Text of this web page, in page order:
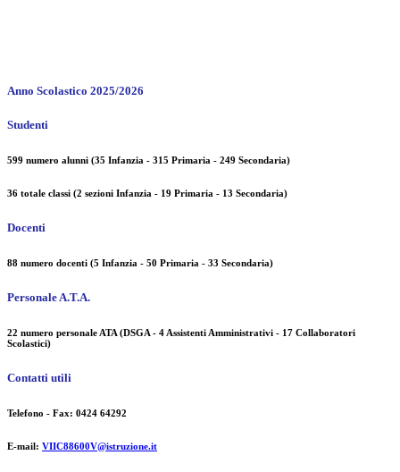
Anno Scolastico 2025/2026
Studenti
599 numero alunni (35 Infanzia - 315 Primaria - 249 Secondaria)
36 totale classi (2 sezioni Infanzia - 19 Primaria - 13 Secondaria)
Docenti
88 numero docenti (5 Infanzia - 50 Primaria - 33 Secondaria)
Personale A.T.A.
22 numero personale ATA (DSGA - 4 Assistenti Amministrativi - 17 Collaboratori
Scolastici)
Contatti utili
Telefono - Fax: 0424 64292
E-mail: VIIC88600V@istruzione.it